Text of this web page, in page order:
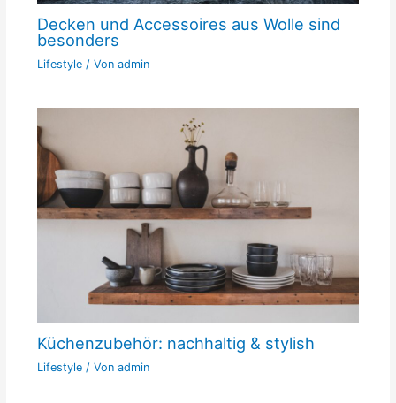
Decken und Accessoires aus Wolle sind
besonders
Lifestyle/ Von admin
Küchenzubehör: nachhaltig & stylish
Lifestyle/ Von admin